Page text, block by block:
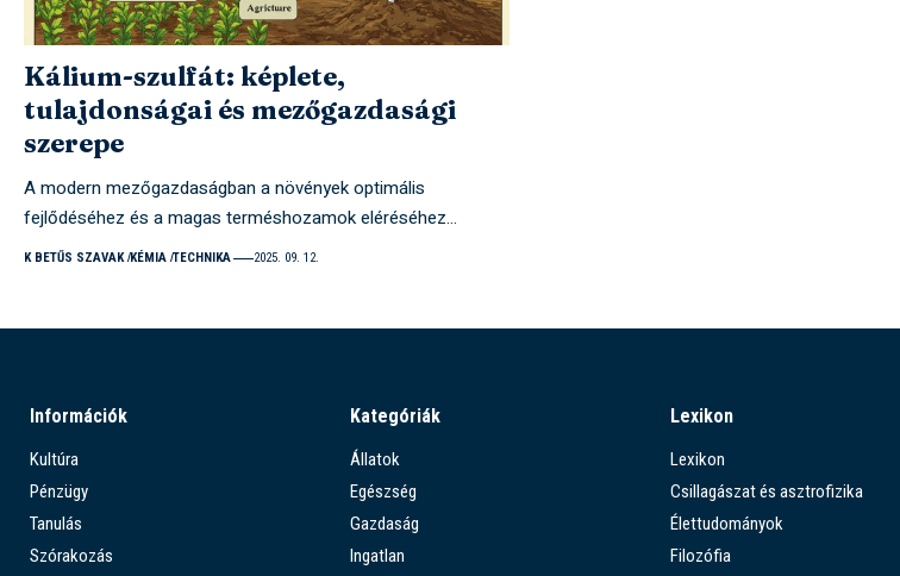
Kálium-szulfát: képlete,
tulajdonságai és mezőgazdasági
szerepe
A modern mezőgazdaságban a növények optimális
fejlődéséhez és a magas terméshozamok eléréséhez…
K BETŰS SZAVAK KÉMIA TECHNIKA 2025. 09. 12.
Információk
Kultúra
Pénzügy
Tanulás
Szórakozás
Kategóriák
Állatok
Egészség
Gazdaság
Ingatlan
Lexikon
Lexikon
Csillagászat és asztrofizika
Élettudományok
Filozófia